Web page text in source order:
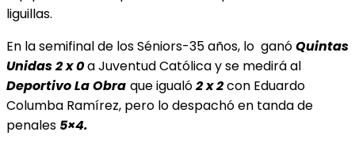
liguillas.
En la semifinal de los Séniors-35 años, lo ganóQuintas
Unidas 2 x 0a Juventud Católica y se medirá al
Deportivo La Obra que igualó2 x 2con Eduardo
Columba Ramírez, pero lo despachó en tanda de
penales 5×4.